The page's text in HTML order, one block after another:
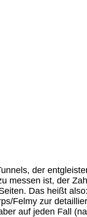
der
messen ist, der
Das heißt
Felmy zur
auf jeden Fall